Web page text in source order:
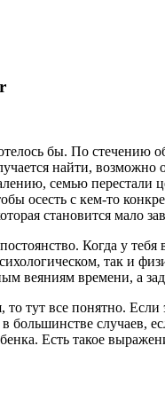
бы. По стечению
найти,
семью перестали
осесть с кем-то
становится
Когда у
так и
веяниям времени, а
то тут все понятно.
случаев,
Есть такое